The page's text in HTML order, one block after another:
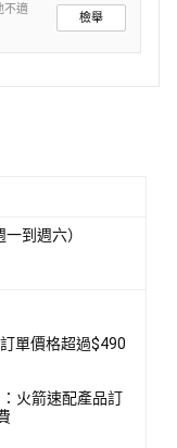
不適
檢舉
到週六）
單價格超過$490
火箭速配產品訂